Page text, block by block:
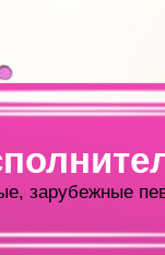
зарубежные